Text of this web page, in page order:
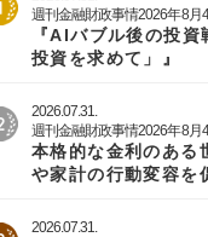
週刊金融財政事情2026年8月
『AIバブル後の投
投資を求めて」』
2026.07.31.
週刊金融財政事情2026年8月
本格的な金利のある
や家計の行動変容を
2026.07.31.